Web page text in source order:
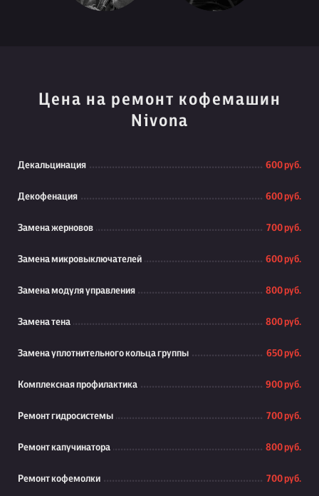
Цена на ремонт кофемашин
Nivona
Декальцинация 600 руб.
Декофенация 600 руб.
Замена жерновов 700 руб.
Замена микровыключателей 600 руб.
Замена модуля управления 800 руб.
Замена тена 800 руб.
Замена уплотнительного кольца группы 650 руб.
Комплексная профилактика 900 руб.
Ремонт гидросистемы 700 руб.
Ремонт капучинатора 800 руб.
Ремонт кофемолки 700 руб.